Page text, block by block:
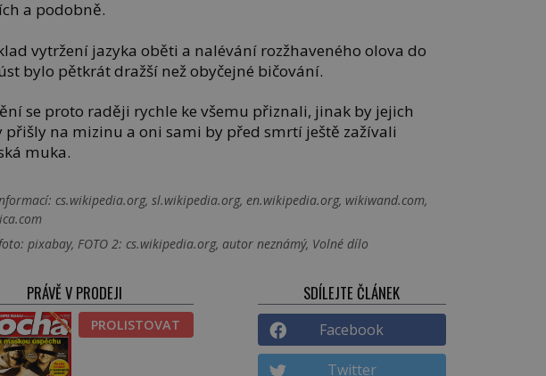
a podobně.
vytržení jazyka oběti a nalévání rozžhaveného olova do
bylo pětkrát dražší než obyčejné bičování.
se proto raději rychle ke všemu přiznali, jinak by jejich
přišly na mizinu a oni sami by před smrtí ještě zažívali
muka.
cs.wikipedia.org, sl.wikipedia.org, en.wikipedia.org, wikiwand.com,
pixabay, FOTO 2: cs.wikipedia.org, autor neznámý, Volné dílo
PRÁVĚ V PRODEJI
PROLISTOVAT
SDÍLEJTE ČLÁNEK
Facebook
Twitter